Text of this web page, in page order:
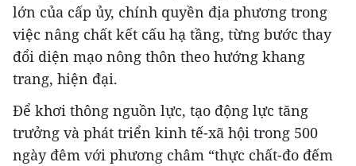
lớn của cấp ủy, chính quyền địa phương trong
việc nâng chất kết cấu hạ tầng, từng bước thay
đổi diện mạo nông thôn theo hướng khang
trang, hiện đại.
Để khơi thông nguồn lực, tạo động lực tăng
trưởng và phát triển kinh tế-xã hội trong 500
ngày đêm với phương châm “thực chất-đo đếm